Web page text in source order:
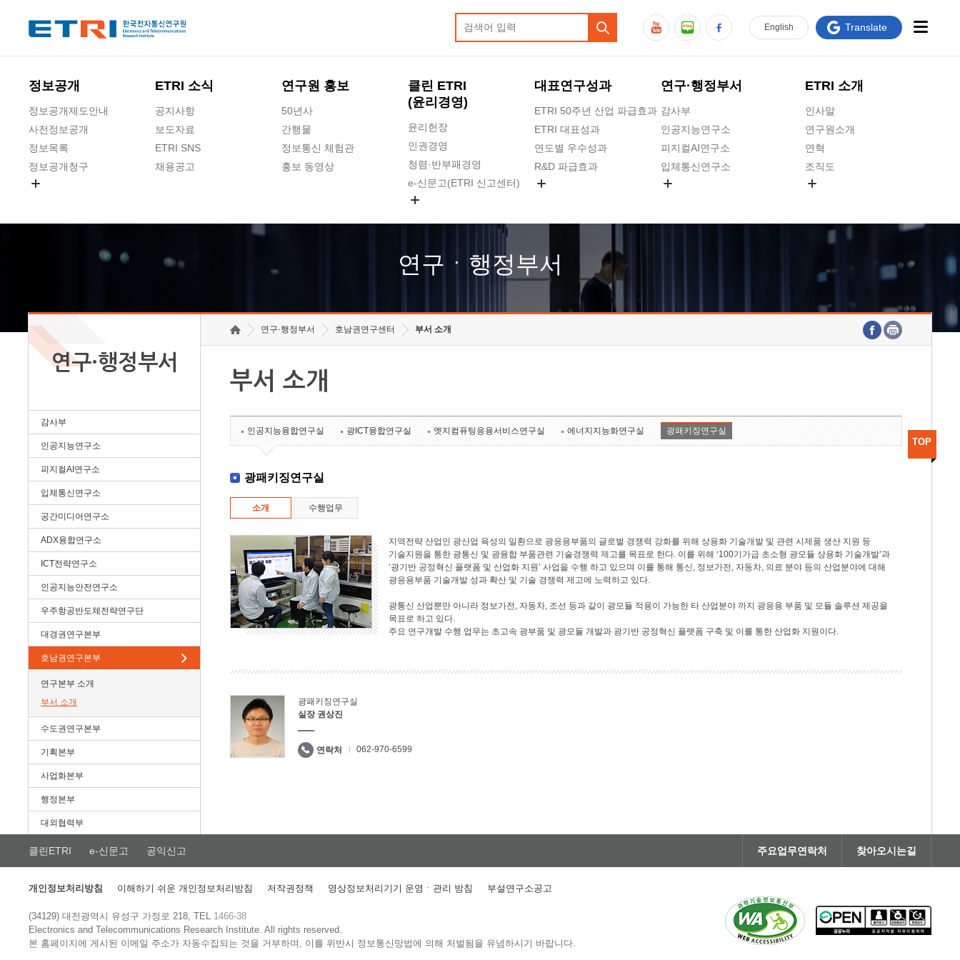
정보공개
정보공개제도안내
사전정보공개
정보목록
정보공개청구
ETRI 소식
공지사항
보도자료
ETRI SNS
채용공고
연구원 홍보
50년사
간행물
정보통신 체험관
홍보 동영상
클린 ETRI
(윤리경영)
윤리헌장
인권경영
청렴·반부패경영
e-신문고(ETRI 신고센터)
고객의소리
수의계약 현황
대표연구성과
ETRI 50주년 산업 파급효과
ETRI 대표성과
연도별 우수성과
R&D 파급효과
연구·행정부서
감사부
인공지능연구소
피지컬AI연구소
입체통신연구소
호남권연구본부
기획본부
ETRI 소개
인사말
연구원소개
연혁
조직도
연구원 고객헌장
주요업무연락처
English Translate
연구ㆍ행정부서
연구·행정부서
감사부
인공지능연구소
피지컬AI연구소
입체통신연구소
공간미디어연구소
ADX융합연구소
ICT전략연구소
인공지능안전연구소
우주항공반도체전략연구단
대경권연구본부
호남권연구본부
연구본부 소개
부서 소개
수도권연구본부
기획본부
사업화본부
행정본부
대외협력부
연구·행정부서 호남권연구센터 부서 소개
부서 소개
인공지능융합연구실 광ICT융합연구실 엣지컴퓨팅응용서비스연구실 에너지지능화연구실 광패키징연구실
광패키징연구실
소개 수행업무
지역전략 산업인 광산업 육성의 일환으로 광응용부품의 글로벌 경쟁력 강화를 위해 상용화 기술개발 및 관련 시제품 생산 지원 등
기술지원을 통한 광통신 및 광융합 부품관련 기술경쟁력 제고를 목표로 한다. 이를 위해 ‘100기가급 초소형 광모듈 상용화 기술개발’과
‘광기반 공정혁신 플랫폼 및 산업화 지원’ 사업을 수행 하고 있으며 이를 통해 통신, 정보가전, 자동차, 의료 분야 등의 산업분야에 대해
광응용부품 기술개발 성과 확산 및 기술 경쟁력 제고에 노력하고 있다.
광통신 산업뿐만 아니라 정보가전, 자동차, 조선 등과 같이 광모듈 적용이 가능한 타 산업분야 까지 광응용 부품 및 모듈 솔루션 제공을
목표로 하고 있다.
주요 연구개발 수행 업무는 초고속 광부품 및 광모듈 개발과 광기반 공정혁신 플랫폼 구축 및 이를 통한 산업화 지원이다.
광패키징연구실
실장 권상진
연락처 062-970-6599
TOP
클린ETRI e-신문고 공익신고 주요업무연락처 찾아오시는길
개인정보처리방침 이해하기 쉬운 개인정보처리방침 저작권정책 영상정보처리기기 운영ㆍ관리 방침 부설연구소공고
(34129) 대전광역시 유성구 가정로 218, TEL 1466-38
Electronics and Telecommunications Research Institute.All rights reserved.
본 홈페이지에 게시된 이메일 주소가 자동수집되는 것을 거부하며, 이를 위반시 정보통신망법에 의해 처벌됨을 유념하시기 바랍니다.